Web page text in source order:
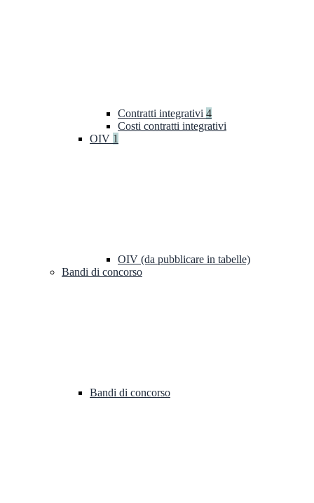
Contratti integrativi 4
Costi contratti integrativi
OIV 1
OIV (da pubblicare in tabelle)
Bandi di concorso
Bandi di concorso